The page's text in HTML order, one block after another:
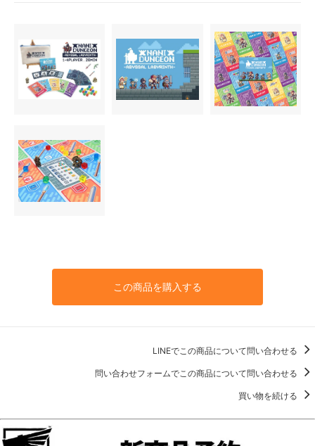
この商品を購入する
LINEでこの商品について問い合わせる
問い合わせフォームでこの商品について問い合わせる
買い物を続ける